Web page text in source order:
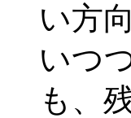
い方
いつ
も、